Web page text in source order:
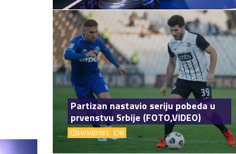
Partizan nastavio seriju pobeda u
prvenstvu Srbije (FOTO,VIDEO)
19/10/2021 0